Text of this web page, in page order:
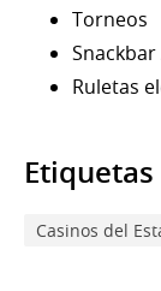
Torneos
Ruletas
Etiquetas
Casinos del